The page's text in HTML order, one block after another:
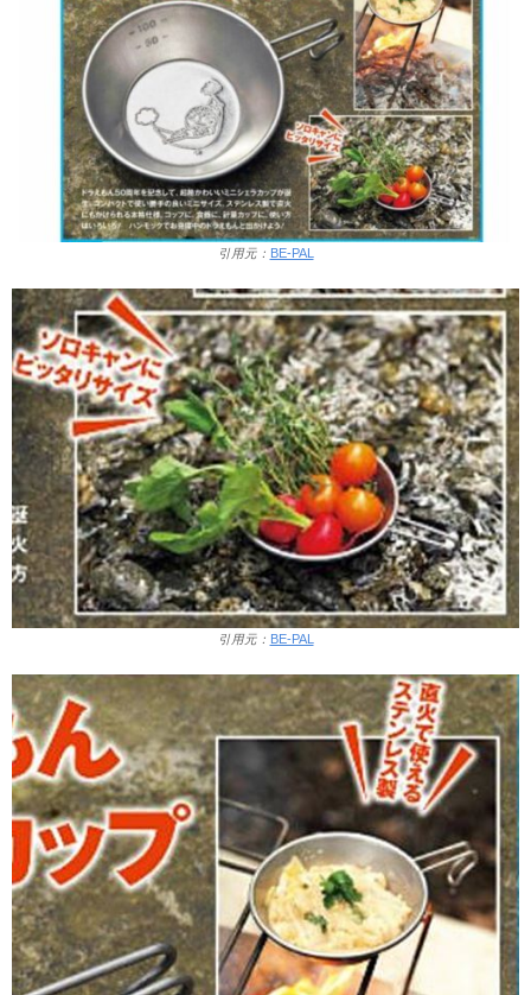
引用元： BE-PAL
引用元： BE-PAL